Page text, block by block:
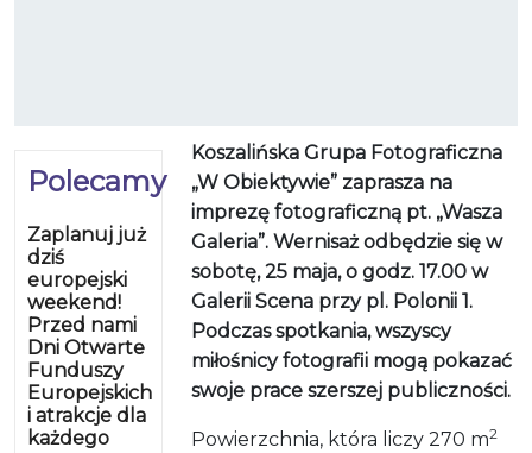
Polecamy
Zaplanuj już
dziś
europejski
weekend!
Przed nami
Dni Otwarte
Funduszy
Europejskich
i atrakcje dla
każdego
Koszalińska Grupa Fotograficzna
„W Obiektywie” zaprasza na
imprezę fotograficzną pt. „Wasza
Galeria”. Wernisaż odbędzie się w
sobotę, 25 maja, o godz. 17.00 w
Galerii Scena przy pl. Polonii 1.
Podczas spotkania, wszyscy
miłośnicy fotografii mogą pokazać
swoje prace szerszej publiczności.
Powierzchnia, która liczy 270 m2